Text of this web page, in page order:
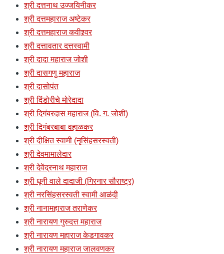
श्री दत्तनाथ उज्जयिनीकर
श्री दत्तमहाराज अष्टेकर
श्री दत्तमहाराज कवीश्र्वर
श्री दत्तावतार दत्तस्वामी
श्री दादा महाराज जोशी
श्री दासगणु महाराज
श्री दासोपंत
श्री दिंडोरीचे मोरेदादा
श्री दिगंबरदास महाराज (वि. ग. जोशी)
श्री दिगंबरबाबा वहाळकर
श्री दीक्षित स्वामी (नृसिंहसरस्वती)
श्री देवमामालेदार
श्री देवेंद्रनाथ महाराज
श्री धूनी वाले दादाजी (गिरनार सौराष्ट्र)
श्री नरसिंहसरस्वती स्वामी आळंदी
श्री नानामहाराज तराणेकर
श्री नारायण गुरुदत्त महाराज
श्री नारायण महाराज केडगावकर
श्री नारायण महाराज जालवणकर